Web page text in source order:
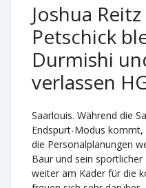
Joshua
Petschick
Durmishi
verlassen
Saarlouis. Während die
Endspurt-Modus kommt,
die Personalplanungen
Baur und sein
weiter am Kader für die